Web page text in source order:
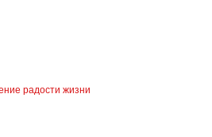
радости жизни